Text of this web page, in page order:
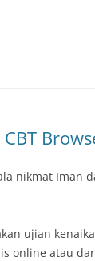
nikmat Iman
ujian
online atau